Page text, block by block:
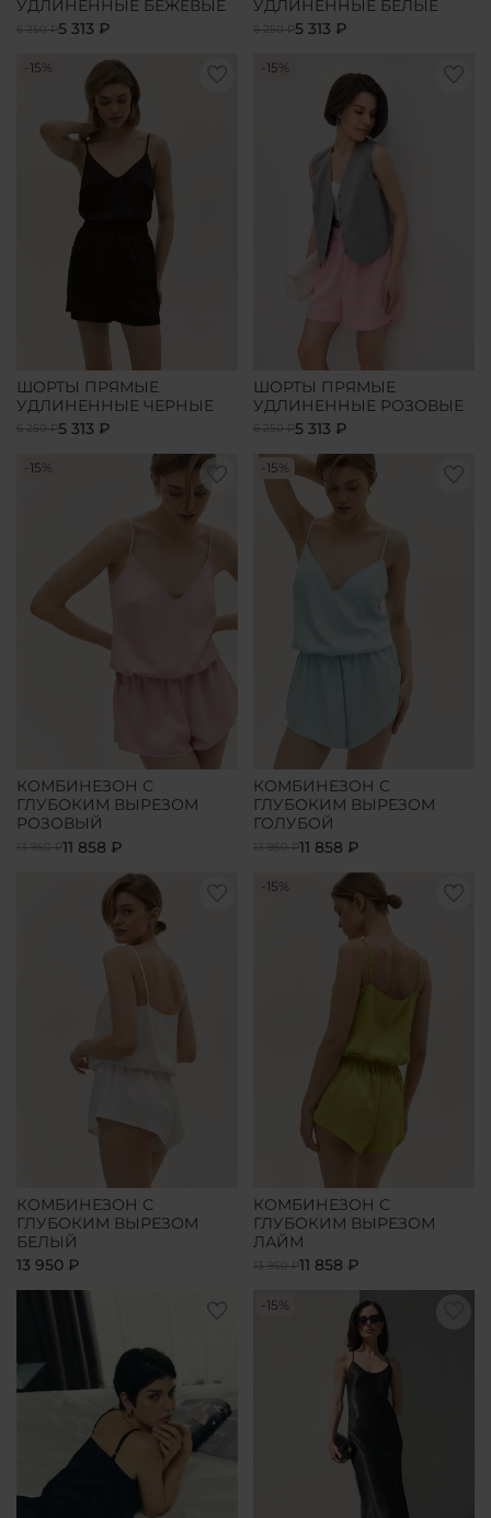
УДЛИНЕННЫЕ БЕЖЕВЫЕ
6 250 ₽5 313 ₽
УДЛИНЕННЫЕ БЕЛЫЕ
6 250 ₽5 313 ₽
-15%
ШОРТЫ ПРЯМЫЕ
УДЛИНЕННЫЕ ЧЕРНЫЕ
6 250 ₽5 313 ₽
-15%
ШОРТЫ ПРЯМЫЕ
УДЛИНЕННЫЕ РОЗОВЫЕ
6 250 ₽5 313 ₽
-15%
КОМБИНЕЗОН С
ГЛУБОКИМ ВЫРЕЗОМ
РОЗОВЫЙ
13 950 ₽11 858 ₽
-15%
КОМБИНЕЗОН С
ГЛУБОКИМ ВЫРЕЗОМ
ГОЛУБОЙ
13 950 ₽11 858 ₽
КОМБИНЕЗОН С
ГЛУБОКИМ ВЫРЕЗОМ
БЕЛЫЙ
13 950 ₽
-15%
КОМБИНЕЗОН С
ГЛУБОКИМ ВЫРЕЗОМ
ЛАЙМ
13 950 ₽11 858 ₽
-15%